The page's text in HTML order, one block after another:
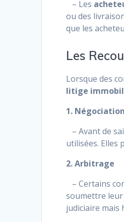
– Les
ou des
que les
Les
Lorsque des
litige
1.
– Avant de
utilisées. Elles
2. Arbitrage
– Certains
soumettre
judiciaire mais